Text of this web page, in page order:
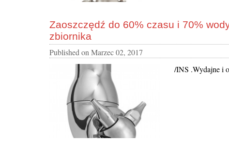
Zaoszczędź do 60% czasu i 70%
zbiornika
Published on Marzec 02, 2017
/INS .Wydajne i